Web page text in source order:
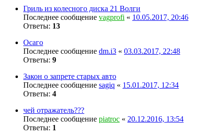
Гриль из колесного диска 21 Волги
Последнее сообщение vagprofi « 10.05.2017, 20:46
Ответы: 13
Осаго
Последнее сообщение dm.i3 « 03.03.2017, 22:48
Ответы: 9
Закон о запрете старых авто
Последнее сообщение sagiq « 15.01.2017, 12:34
Ответы: 4
чей отражатель???
Последнее сообщение piatroc « 20.12.2016, 13:54
Ответы: 1